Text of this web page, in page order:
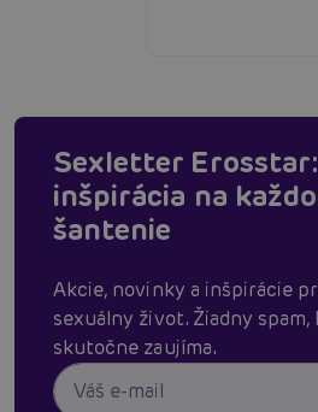
Sexletter
inšpirácia na
šantenie
Akcie, novinky a inšpirácie
sexuálny život. Žiadny spam,
skutočne zaujíma.